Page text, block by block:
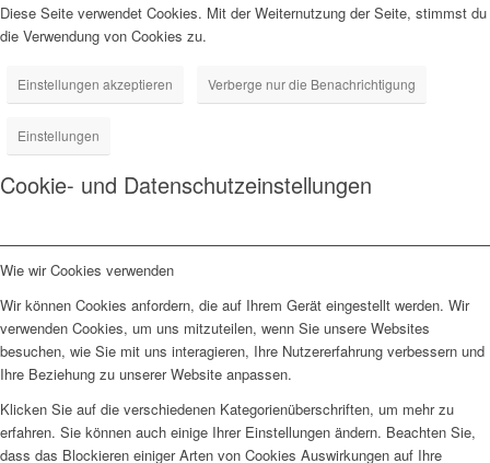
Diese Seite verwendet Cookies. Mit der Weiternutzung der Seite, stimmst du
die Verwendung von Cookies zu.
Einstellungen akzeptieren Verberge nur die Benachrichtigung
Einstellungen
Cookie- und Datenschutzeinstellungen
Wie wir Cookies verwenden
Wir können Cookies anfordern, die auf Ihrem Gerät eingestellt werden. Wir
verwenden Cookies, um uns mitzuteilen, wenn Sie unsere Websites
besuchen, wie Sie mit uns interagieren, Ihre Nutzererfahrung verbessern und
Ihre Beziehung zu unserer Website anpassen.
Klicken Sie auf die verschiedenen Kategorienüberschriften, um mehr zu
erfahren. Sie können auch einige Ihrer Einstellungen ändern. Beachten Sie,
dass das Blockieren einiger Arten von Cookies Auswirkungen auf Ihre